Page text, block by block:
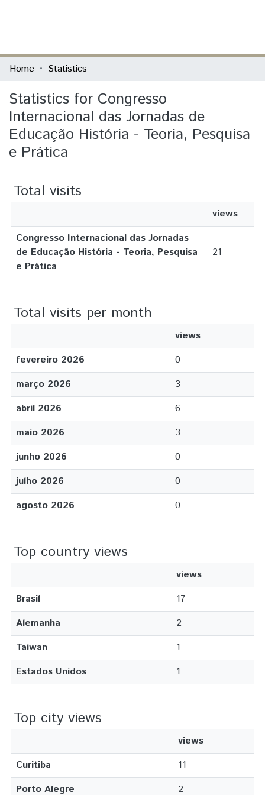
Communities & Collections
All of DSpace
Home Statistics
Statistics for Congresso
Internacional das Jornadas de
Educação História - Teoria, Pesquisa
e Prática
Total visits
views
Congresso Internacional das Jornadas
de Educação História - Teoria, Pesquisa
e Prática
21
Total visits per month
views
fevereiro 2026
0
março 2026
3
abril 2026
6
maio 2026
3
junho 2026
0
julho 2026
0
agosto 2026
0
Top country views
views
Brasil
17
Alemanha
2
Taiwan
1
Estados Unidos
1
Top city views
views
Curitiba
11
Porto Alegre
2